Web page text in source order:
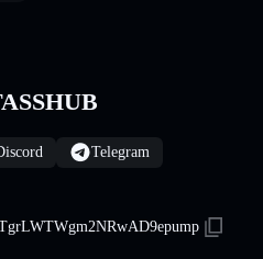
Telegram